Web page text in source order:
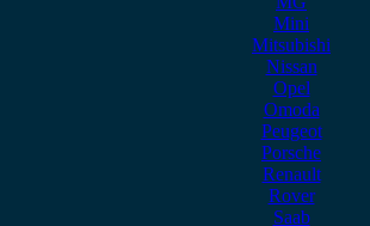
Mini
Mitsubishi
Nissan
Opel
Omoda
Peugeot
Porsche
Renault
Rover
Saab